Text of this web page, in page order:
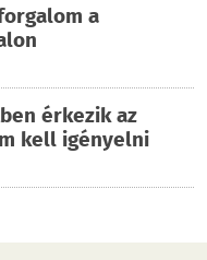
a
érkezik az
kell igényelni